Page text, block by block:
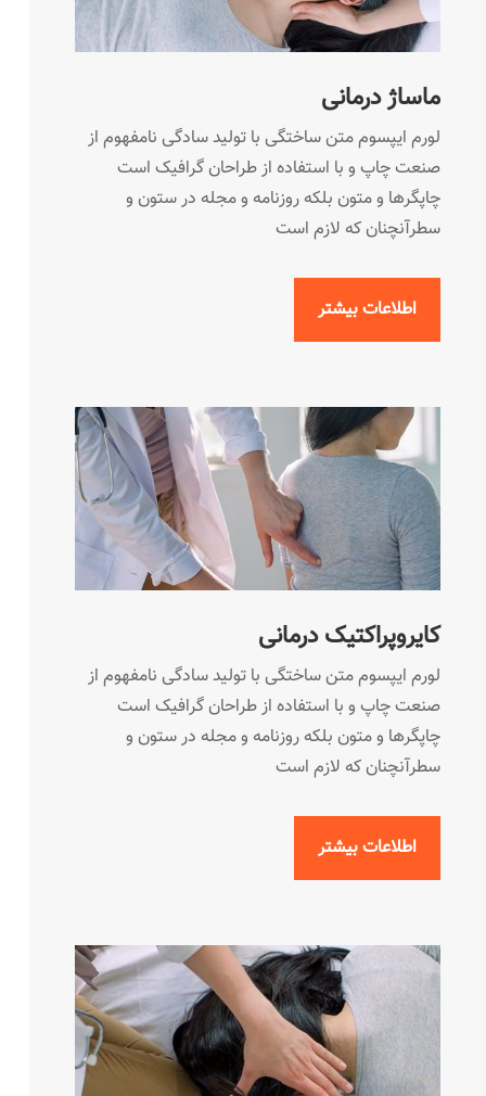
ماساژ درمانی
لورم ایپسوم متن ساختگی با تولید سادگی نامفهوم از
صنعت چاپ و با استفاده از طراحان گرافیک است
چاپگرها و متون بلکه روزنامه و مجله در ستون و
سطرآنچنان که لازم است
اطلاعات بیشتر
کایروپراکتیک درمانی
لورم ایپسوم متن ساختگی با تولید سادگی نامفهوم از
صنعت چاپ و با استفاده از طراحان گرافیک است
چاپگرها و متون بلکه روزنامه و مجله در ستون و
سطرآنچنان که لازم است
اطلاعات بیشتر